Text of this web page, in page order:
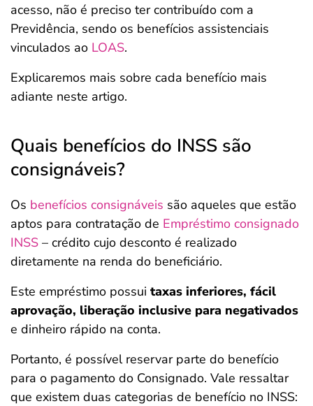
acesso, não é preciso ter contribuído com a
Previdência, sendo os benefícios assistenciais
vinculados ao LOAS.
Explicaremos mais sobre cada benefício mais
adiante neste artigo.
Quais benefícios do INSS são
consignáveis?
Os benefícios consignáveis são aqueles que estão
aptos para contratação de Empréstimo consignado
INSS – crédito cujo desconto é realizado
diretamente na renda do beneficiário.
Este empréstimo possui taxas inferiores, fácil
aprovação, liberação inclusive para negativados
e dinheiro rápido na conta.
Portanto, é possível reservar parte do benefício
para o pagamento do Consignado. Vale ressaltar
que existem duas categorias de benefício no INSS: